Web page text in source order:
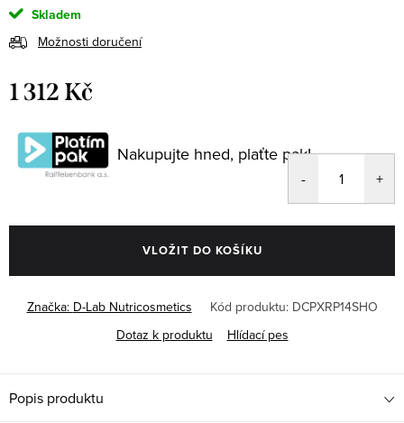
Skladem
Možnosti doručení
1 312 Kč
cena:
Nakupujte hned, plaťte pak!
VLOŽIT DO KOŠÍKU
Značka: D-Lab Nutricosmetics Kód produktu: DCPXRP14SHO
Dotaz k produktu
Hlídací pes
Popis produktu